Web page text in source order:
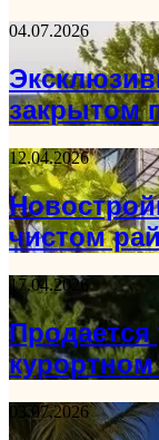
04.07.2026
закрытом
12.04.2026
чистом
17.04.2026
курортном
03.07.2026